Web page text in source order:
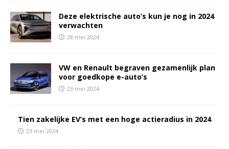
Deze elektrische auto’s kun je nog in 2024
verwachten
28 mei 2024
VW en Renault begraven gezamenlijk plan
voor goedkope e-auto’s
23 mei 2024
Tien zakelijke EV’s met een hoge actieradius in 2024
23 mei 2024